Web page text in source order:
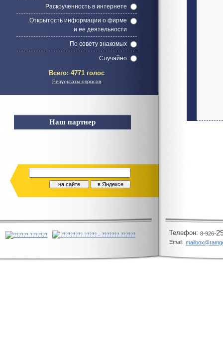
Раскрученность в интернете
Открытость информации о фирме
и ее деятельности
По совету знакомых
Случайно
Всего: 4771 голос
Результаты опросов
Наш партнер
Телeфон: 8-926-
Email: